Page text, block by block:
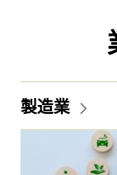
製造業